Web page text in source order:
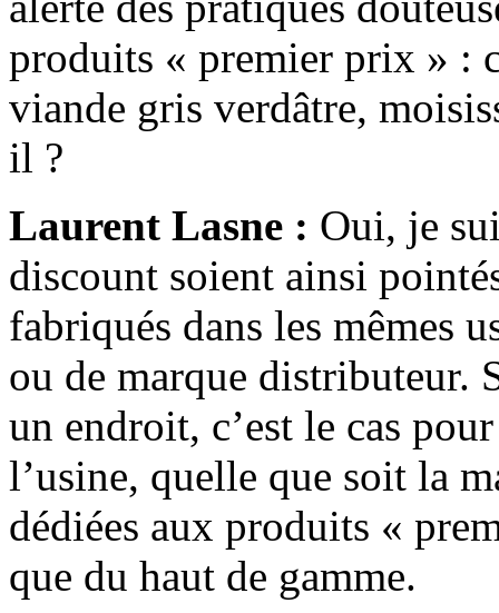
produits « premier prix » :
viande gris verdâtre,
il ?
Laurent Lasne : Oui, je
discount soient ainsi
fabriqués dans les mêmes
ou de marque distributeur.
un endroit, c’est le cas
l’usine, quelle que soit la
dédiées aux produits «
que du haut de gamme.